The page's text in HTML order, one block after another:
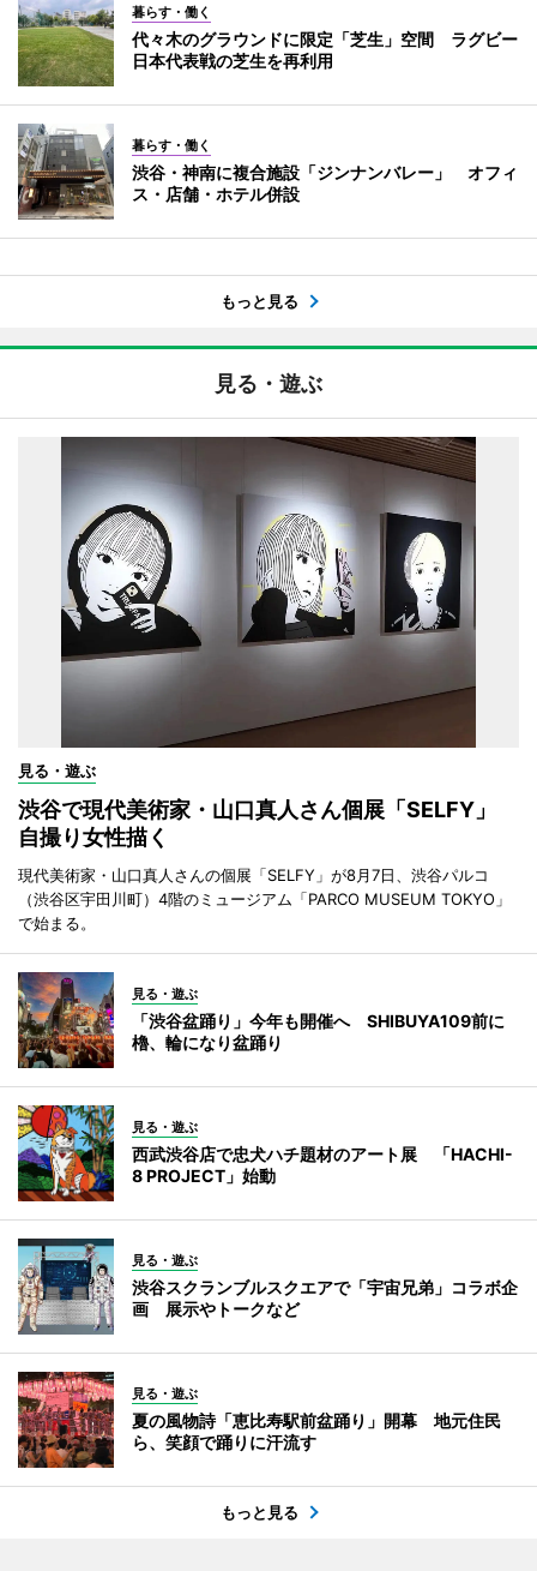
暮らす・働く
代々木のグラウンドに限定「芝生」空間 ラグビー
日本代表戦の芝生を再利用
暮らす・働く
渋谷・神南に複合施設「ジンナンバレー」 オフィ
ス・店舗・ホテル併設
もっと見る
見る・遊ぶ
見る・遊ぶ
渋谷で現代美術家・山口真人さん個展「SELFY」
自撮り女性描く
現代美術家・山口真人さんの個展「SELFY」が8月7日、渋谷パルコ
（渋谷区宇田川町）4階のミュージアム「PARCO MUSEUM TOKYO」
で始まる。
見る・遊ぶ
「渋谷盆踊り」今年も開催へ SHIBUYA109前に
櫓、輪になり盆踊り
見る・遊ぶ
西武渋谷店で忠犬ハチ題材のアート展 「HACHI-
8 PROJECT」始動
見る・遊ぶ
渋谷スクランブルスクエアで「宇宙兄弟」コラボ企
画 展示やトークなど
見る・遊ぶ
夏の風物詩「恵比寿駅前盆踊り」開幕 地元住民
ら、笑顔で踊りに汗流す
もっと見る